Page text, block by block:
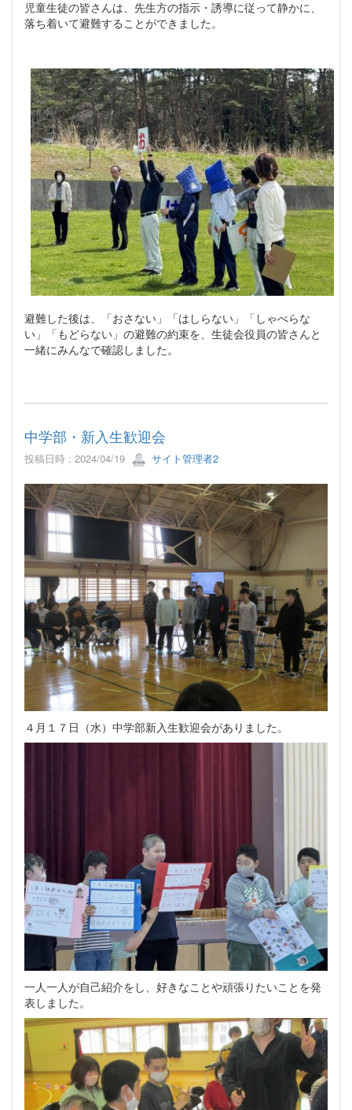
児童生徒の皆さんは、先生方の指示・誘導に従って静かに、
落ち着いて避難することができました。
避難した後は、「おさない」「はしらない」「しゃべらな
い」「もどらない」の避難の約束を、生徒会役員の皆さんと
一緒にみんなで確認しました。
中学部・新入生歓迎会
投稿日時 : 2024/04/19 サイト管理者2
４月１７日（水）中学部新入生歓迎会がありました。
一人一人が自己紹介をし、好きなことや頑張りたいことを発
表しました。